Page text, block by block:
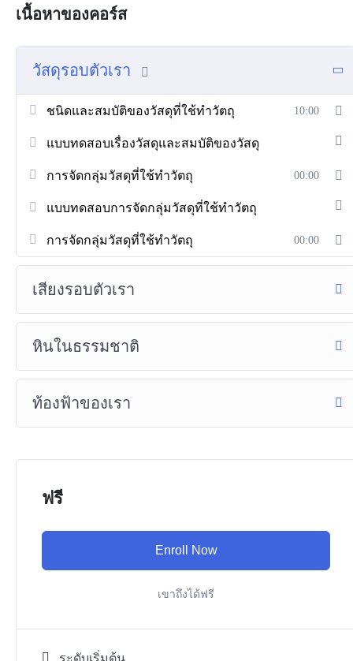
เนื้อหาของคอร์ส
วัสดุรอบตัวเรา
ชนิดและสมบัติของวัสดุที่ใช้ทำวัตถุ 10:00
แบบทดสอบเรื่องวัสดุและสมบัติของวัสดุ
การจัดกลุ่มวัสดุที่ใช้ทำวัตถุ 00:00
แบบทดสอบการจัดกลุ่มวัสดุที่ใช้ทำวัตถุ
การจัดกลุ่มวัสดุที่ใช้ทำวัตถุ 00:00
เสียงรอบตัวเรา
หินในธรรมชาติ
ท้องฟ้าของเรา
ฟรี
Enroll Now
เขาถึงได้ฟรี
ระดับเริ่มต้น